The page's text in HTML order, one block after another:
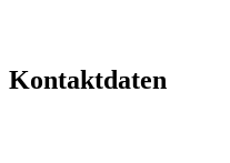
Kontaktdaten